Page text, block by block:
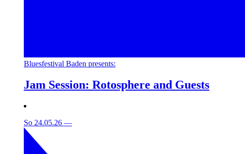
Bluesfestival Baden presents:
Jam Session: Rotosphere and Guests
So 24.05.26 —